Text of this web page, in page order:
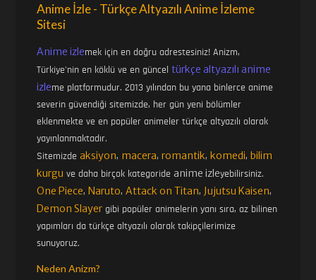
Anime İzle - Türkçe Altyazılı Anime İzleme
Sitesi
Anime izlemek için en doğru adrestesiniz! Anizm,
Türkiye'nin en köklü ve en günceltürkçe altyazılı anime
izleme platformudur. 2013 yılından bu yana binlerce anime
severin güvendiği sitemizde, her gün yeni bölümler
eklenmekte ve en popüler animeler türkçe altyazılı olarak
yayınlanmaktadır.
Sitemizdeaksiyon, macera,romantik, komedi, bilim
kurgu ve daha birçok kategoride anime izleyebilirsiniz.
One Piece, Naruto,Attack on Titan, Jujutsu Kaisen,
Demon Slayer gibi popüler animelerin yanı sıra, az bilinen
yapımları da türkçe altyazılı olarak takipçilerimize
sunuyoruz.
Neden Anizm?